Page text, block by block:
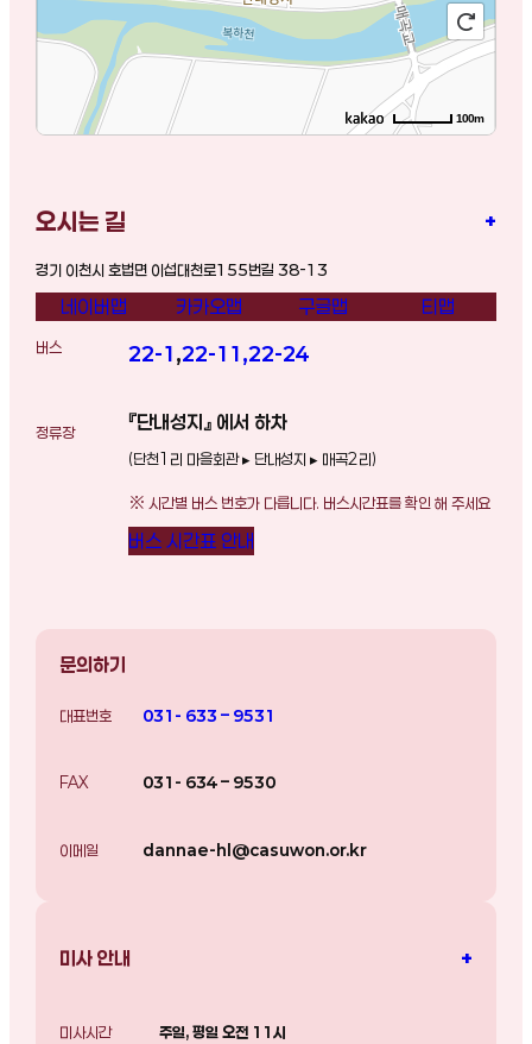
100m
오시는 길 +
경기 이천시 호법면 이섭대천로155번길 38-13
네이버맵 카카오맵 구글맵 티맵
버스 22-1 ,22-11 ,22-24
정류장
『단내성지』 에서 하차
(단천1리 마을회관 ▸ 단내성지 ▸ 매곡2리)
※ 시간별 버스 번호가 다릅니다. 버스시간표를 확인 해 주세요
버스 시간표 안내
문의하기
대표번호 031- 633 – 9531
FAX 031- 634 – 9530
이메일 dannae-hl@casuwon.or.kr
미사 안내 +
미사시간 주일, 평일 오전 11시